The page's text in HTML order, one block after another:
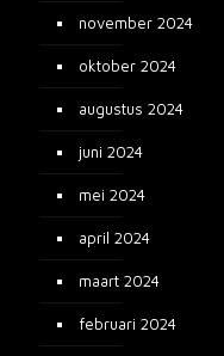
november 2024
oktober 2024
augustus 2024
juni 2024
mei 2024
april 2024
maart 2024
februari 2024